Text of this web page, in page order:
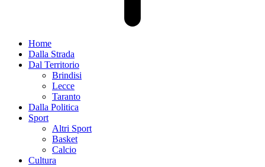
Home
Dalla Strada
Dal Territorio
Brindisi
Lecce
Taranto
Dalla Politica
Sport
Altri Sport
Basket
Calcio
Cultura